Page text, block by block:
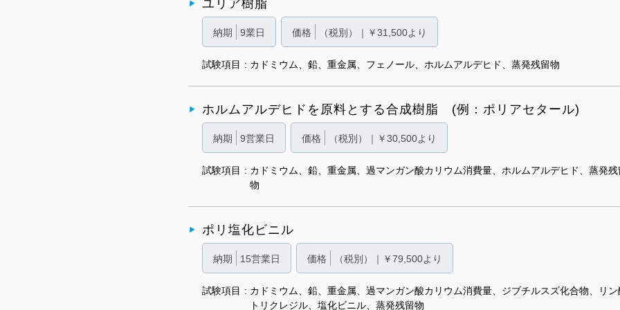
ユリア樹脂
納期 9業日 価格 （税別）｜￥31,500より
試験項目 カドミウム、鉛、重金属、フェノール、ホルムアルデヒド、蒸発残留物
ホルムアルデヒドを原料とする合成樹脂 (例：ポリアセタール)
納期 9営業日 価格 （税別）｜￥30,500より
試験項目
カドミウム、鉛、重金属、過マンガン酸カリウム消費量、ホルムアルデヒド、蒸発残
物
ポリ塩化ビニル
納期 15営業日 価格 （税別）｜￥79,500より
試験項目
カドミウム、鉛、重金属、過マンガン酸カリウム消費量、ジブチルスズ化合物、リン
トリクレジル、塩化ビニル、蒸発残留物